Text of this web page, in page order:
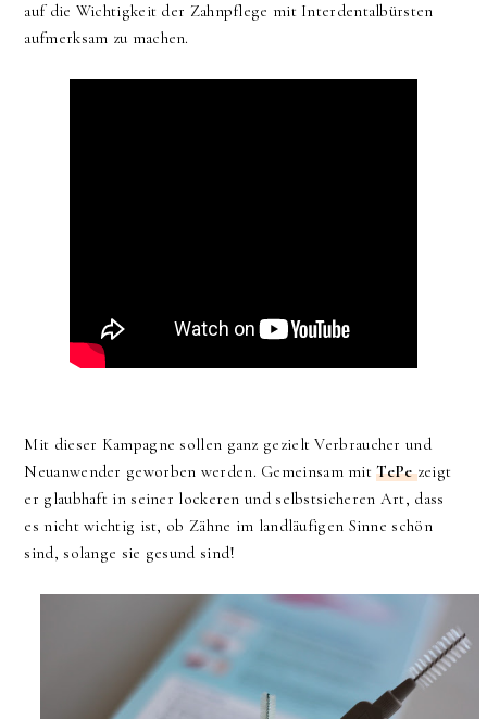
auf die Wichtigkeit der Zahnpflege mit Interdentalbürsten
aufmerksam zu machen.
Mit dieser Kampagne sollen ganz gezielt Verbraucher und
Neuanwender geworben werden. Gemeinsam mitTePe zeigt
er glaubhaft in seiner lockeren und selbstsicheren Art, dass
es nicht wichtig ist, ob Zähne im landläufigen Sinne schön
sind, solange sie gesund sind!